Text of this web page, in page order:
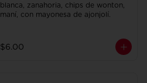
blanca, zanahoria, chips de wonton,
maní, con mayonesa de ajonjolí.
$6.00